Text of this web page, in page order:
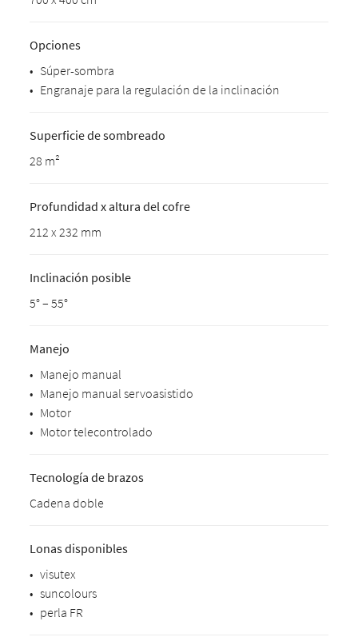
Opciones
• Súper-sombra
• Engranaje para la regulación de la inclinación
Superficie de sombreado
28 m²
Profundidad x altura del cofre
212 x 232 mm
Inclinación posible
5° – 55°
Manejo
• Manejo manual
• Manejo manual servoasistido
• Motor
• Motor telecontrolado
Tecnología de brazos
Cadena doble
Lonas disponibles
• visutex
• suncolours
• perla FR